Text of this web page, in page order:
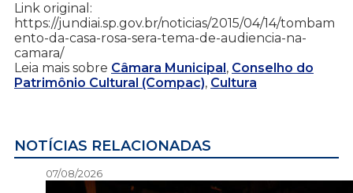
Link original:
https://jundiai.sp.gov.br/noticias/2015/04/14/tombam
ento-da-casa-rosa-sera-tema-de-audiencia-na-
camara/
Leia mais sobre Câmara Municipal, Conselho do
Patrimônio Cultural (Compac), Cultura
NOTÍCIAS RELACIONADAS
07/08/2026